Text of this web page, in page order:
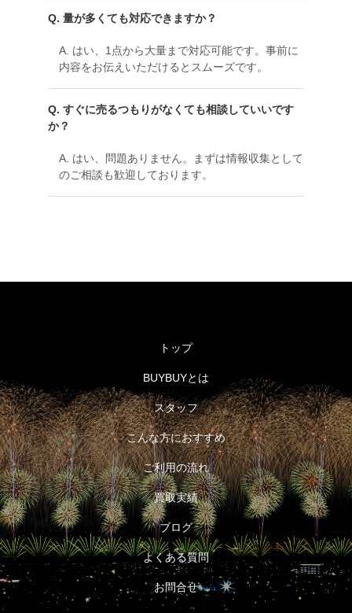
Q. 量が多くても対応できますか？
A. はい、1点から大量まで対応可能です。事前に
内容をお伝えいただけるとスムーズです。
Q. すぐに売るつもりがなくても相談していいです
か？
A. はい、問題ありません。まずは情報収集として
のご相談も歓迎しております。
トップ
BUYBUYとは
スタッフ
こんな方におすすめ
ご利用の流れ
買取実績
ブログ
よくある質問
お問合せ